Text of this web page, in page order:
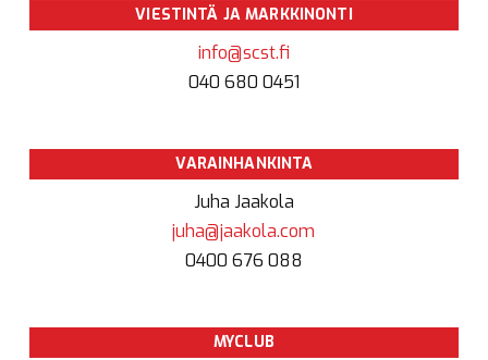
VIESTINTÄ JA MARKKINONTI
info@scst.fi
040 680 0451
VARAINHANKINTA
Juha Jaakola
juha@jaakola.com
0400 676 088
MYCLUB